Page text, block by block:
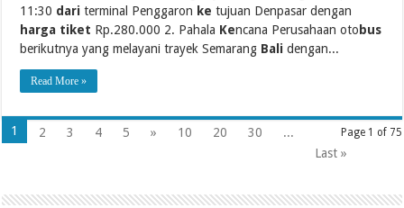
11:30 dari terminal Penggaron ke tujuan Denpasar dengan
harga tiket Rp.280.000 2. Pahala Kencana Perusahaan oto bus
berikutnya yang melayani trayek Semarang Bali dengan...
Read More »
Page 1 of 75
1 2 3 4 5 » 10 20 30
...
Last »